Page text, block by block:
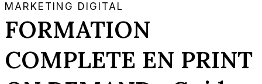
MARKETING DIGITAL
FORMATION
COMPLETE EN PRINT